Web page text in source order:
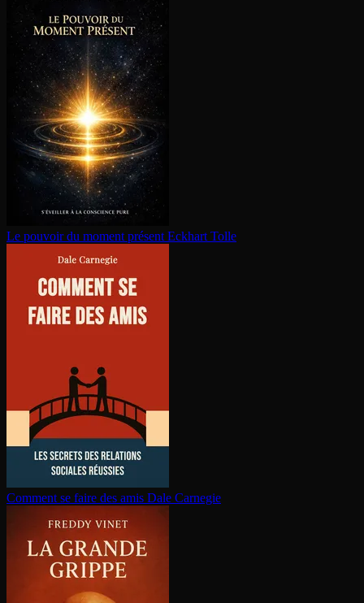
Le pouvoir du moment présent Eckhart Tolle
Comment se faire des amis Dale Carnegie